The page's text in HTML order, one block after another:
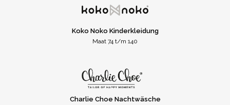
Koko Noko Kinderkleidung
Maat 74 t/m 140
Charlie Choe Nachtwäsche